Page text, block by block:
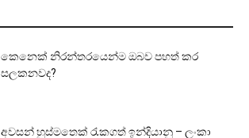
කෙනෙක් නිරන්තරයෙන්ම ඔබව පහත් කර
සලකනවද?
අවසන් හුස්මතෙක් රැකගත් ඉන්දියානු – ලංකා